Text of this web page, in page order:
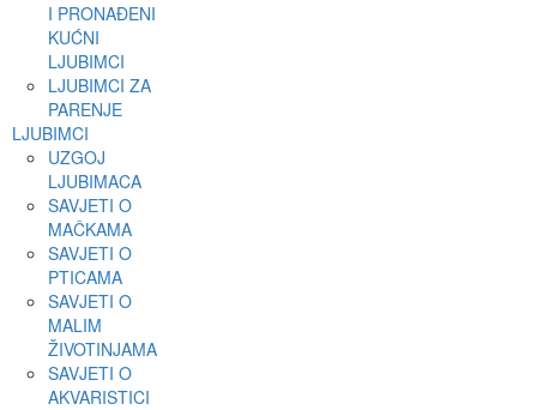
I PRONAĐENI
KUĆNI
LJUBIMCI
LJUBIMCI ZA
PARENJE
LJUBIMCI
UZGOJ
LJUBIMACA
SAVJETI O
MAČKAMA
SAVJETI O
PTICAMA
SAVJETI O
MALIM
ŽIVOTINJAMA
SAVJETI O
AKVARISTICI